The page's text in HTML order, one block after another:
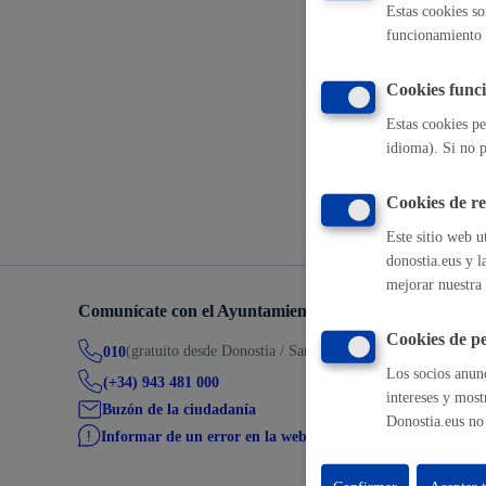
Salud Pública, animales y consumo
Infancia y juventud
Comunícate con el Ayuntamiento de Donostia / San
010(gratuito desde Donostia / San Sebastián)
(+34) 943 481 000
Buzón de la ciudadanía
Informar de un error en la web
Estas cookies
funcionamiento
Cookies
Estas cookies
idioma). Si no
Cookies de
Este sitio web
donostia.eus y
mejorar nuestra
Cookies de
Los socios
intereses y
Donostia.eus